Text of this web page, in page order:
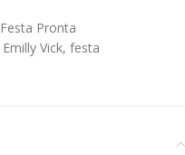
Festa Pronta
Emilly Vick, festa